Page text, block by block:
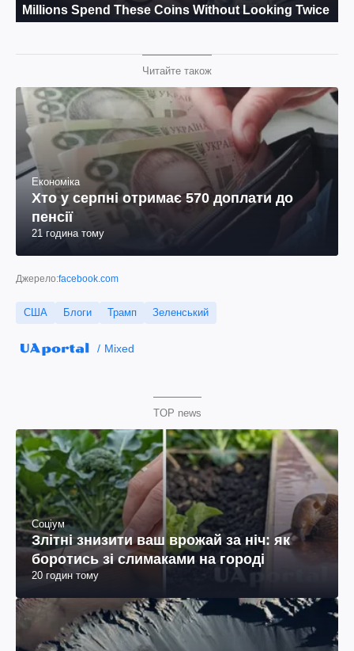
Читайте також
Економіка
Хто у серпні отримає 570 доплати до
пенсії
21 година тому
Джерело:facebook.com
США Блоги Трамп Зеленський
Mixed
TOP news
Соціум
Злітні знизити ваш врожай за ніч: як
боротись зі слимаками на городі
20 годин тому